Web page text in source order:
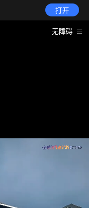
打开
无障碍